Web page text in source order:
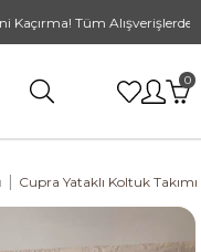
Tüm
0
Cupra Yataklı Koltuk Takımı